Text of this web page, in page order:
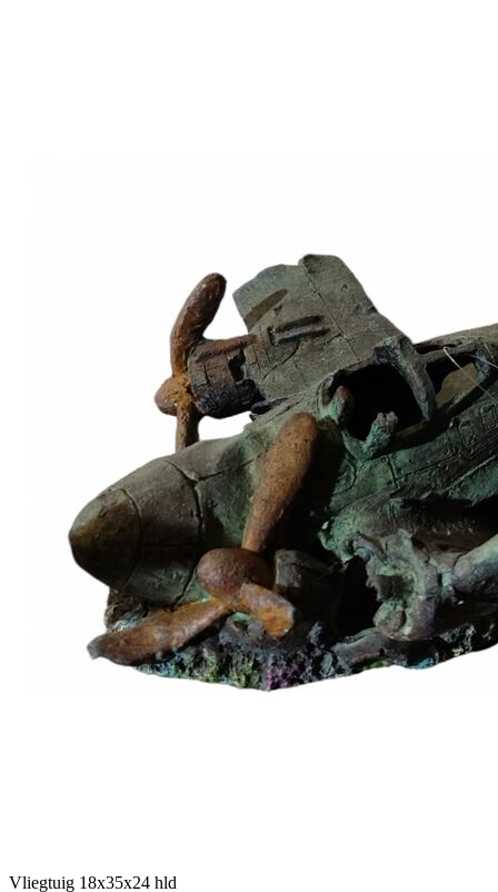
Vliegtuig 18x35x24 hld